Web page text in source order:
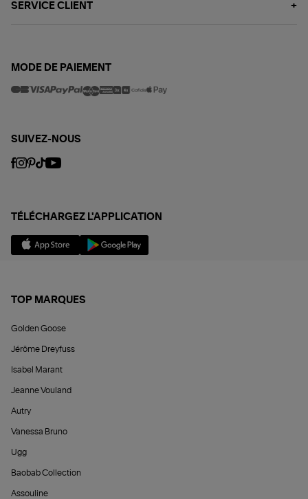
SERVICE CLIENT
MODE DE PAIEMENT
SUIVEZ-NOUS
TÉLÉCHARGEZ L'APPLICATION
TOP MARQUES
Golden Goose
Jérôme Dreyfuss
Isabel Marant
Jeanne Vouland
Autry
Vanessa Bruno
Ugg
Baobab Collection
Assouline